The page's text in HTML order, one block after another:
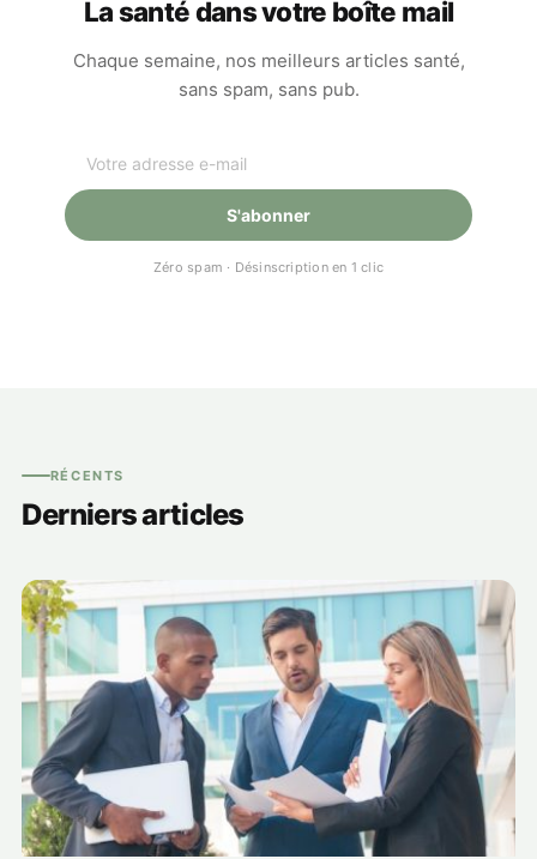
La santé dans votre boîte mail
Chaque semaine, nos meilleurs articles santé,
sans spam, sans pub.
S'abonner
Zéro spam · Désinscription en 1 clic
RÉCENTS
Derniers articles